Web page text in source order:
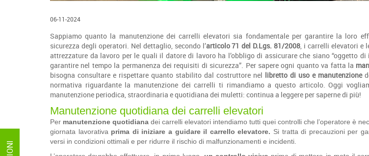
06-11-2024
Sappiamo quanto la manutenzione dei carrelli elevatori sia fondamentale per garantire la loro
sicurezza degli operatori. Nel dettaglio, secondo l’articolo 71 del D.Lgs. 81/2008, i carrelli elevatori e
attrezzature da lavoro per le quali il datore di lavoro ha l’obbligo di assicurare che siano “oggetto
garantire nel tempo la permanenza dei requisiti di sicurezza”. Per sapere ogni quanto va fatta la
bisogna consultare e rispettare quanto stabilito dal costruttore nel libretto di uso e manutenzione
normativa riguardante la manutenzione dei carrelli ti rimandiamo a questo articolo. Oggi
manutenzione periodica, straordinaria e quotidiana dei muletti: continua a leggere per saperne di più!
Manutenzione quotidiana dei carrelli elevatori
Per manutenzione quotidiana dei carrelli elevatori intendiamo tutti quei controlli che l’operatore è
giornata lavorativa prima di iniziare a guidare il carrello elevatore. Si tratta di precauzioni per
versi in condizioni ottimali e per ridurre il rischio di malfunzionamenti e incidenti.